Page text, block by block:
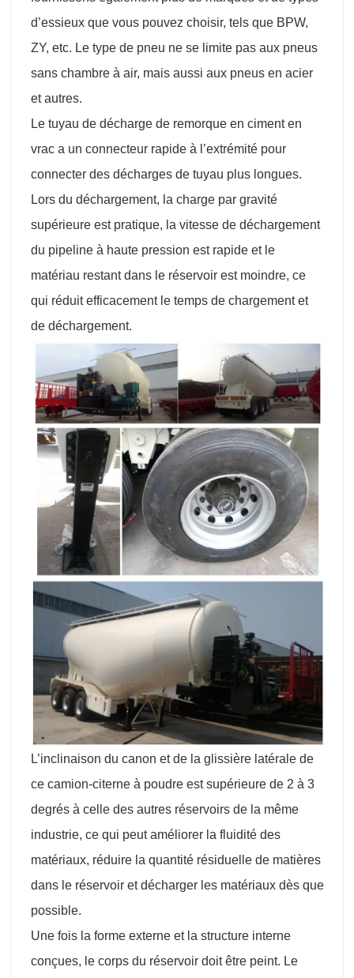
d’essieux que vous pouvez choisir, tels que BPW,
ZY, etc. Le type de pneu ne se limite pas aux pneus
sans chambre à air, mais aussi aux pneus en acier
et autres.
Le tuyau de décharge de remorque en ciment en
vrac a un connecteur rapide à l’extrémité pour
connecter des décharges de tuyau plus longues.
Lors du déchargement, la charge par gravité
supérieure est pratique, la vitesse de déchargement
du pipeline à haute pression est rapide et le
matériau restant dans le réservoir est moindre, ce
qui réduit efficacement le temps de chargement et
de déchargement.
L’inclinaison du canon et de la glissière latérale de
ce camion-citerne à poudre est supérieure de 2 à 3
degrés à celle des autres réservoirs de la même
industrie, ce qui peut améliorer la fluidité des
matériaux, réduire la quantité résiduelle de matières
dans le réservoir et décharger les matériaux dès que
possible.
Une fois la forme externe et la structure interne
conçues, le corps du réservoir doit être peint. Le